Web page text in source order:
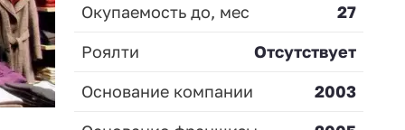
Окупаемость до, мес
27
Роялти
Отсутствует
Основание компании
2003